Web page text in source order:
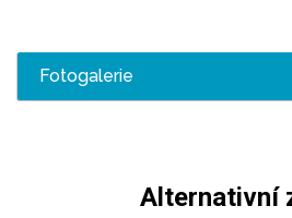
Fotogalerie
Alternativní